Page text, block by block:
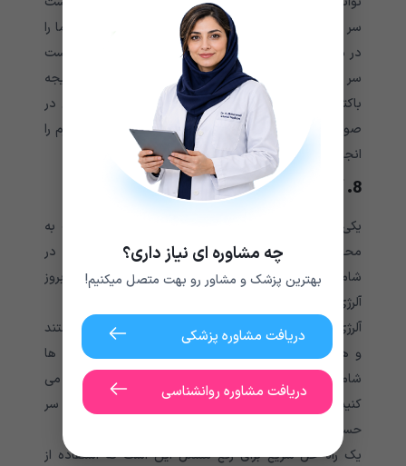
سر شود. همچنین این کار تا حدودی خطرناک است و شما را
در معرض خطر ابتلا به عفونت قرار می دهد. خاراندن پوست
سر می تواند باعث خونریزی در این ناحیه شود؛ در نتیجه
باکتری‌ها به راحتی به داخل زخم نفوذ می کنند؛ بنابراین در
صورت ابتلا به عفونت، باید در اسرع وقت درمان های لازم را
انجام دهید.
8. آلرژی
یکی از شایع‌ترین دلایل بی حسی پوست سر، حساسیت به
محصولات شوینده سر است. وجود یک یا چند ترکیب در
شامپویی که استفاده می‌کنید، می تواند به راحتی باعث بروز
آلرژی و
آلرژی های پوستی در اغلب موارد همراه با احساس درد هستند
و همچنین می توانند باعث التهاب شوند. سایر واکنش ها
شامل خشکی پوست سر، خارش و قرمزی است. اگر فکر می
کنید که احتمالا به یک ماده خاص در محصولات موی سر
حساسیت دارید، استفاده از آنها را فورا متوقف کنید.
یک راه حل سریع برای رفع مشکل این است که استفاده از
چه مشاوره ای نیاز داری؟
بهترین پزشک و مشاور رو بهت متصل میکنیم!
دریافت مشاوره پزشکی
دریافت مشاوره روانشناسی